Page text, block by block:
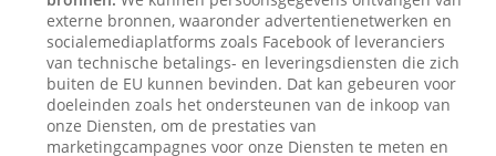
externe bronnen, waaronder advertentienetwerken en
socialemediaplatforms zoals Facebook of leveranciers
van technische betalings- en leveringsdiensten die zich
buiten de EU kunnen bevinden. Dat kan gebeuren voor
doeleinden zoals het ondersteunen van de inkoop van
onze Diensten, om de prestaties van
marketingcampagnes voor onze Diensten te meten en